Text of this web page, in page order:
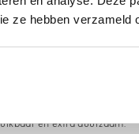
ze hebben verzameld
en extra duurzaam.